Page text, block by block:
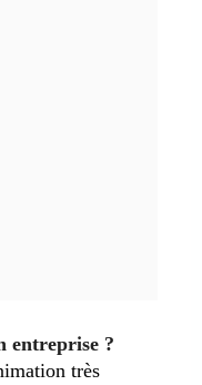
entreprise ?
très